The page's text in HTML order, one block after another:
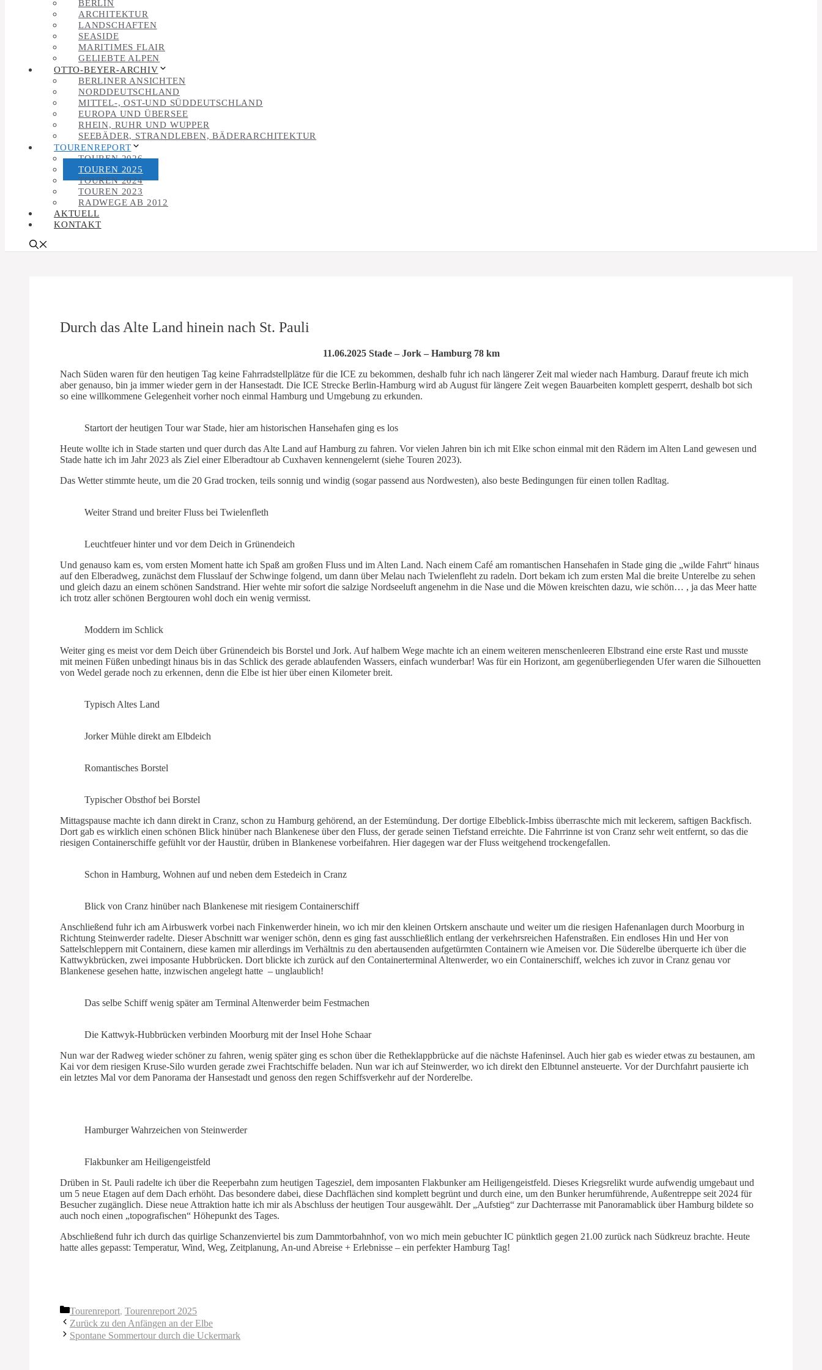
BERLIN
ARCHITEKTUR
LANDSCHAFTEN
SEASIDE
MARITIMES FLAIR
GELIEBTE ALPEN
OTTO-BEYER-ARCHIV
BERLINER ANSICHTEN
NORDDEUTSCHLAND
MITTEL-, OST-UND SÜDDEUTSCHLAND
EUROPA UND ÜBERSEE
RHEIN, RUHR UND WUPPER
SEEBÄDER, STRANDLEBEN, BÄDERARCHITEKTUR
TOURENREPORT
TOUREN 2026
TOUREN 2025
TOUREN 2024
TOUREN 2023
RADWEGE AB 2012
AKTUELL
KONTAKT
Durch das Alte Land hinein nach St. Pauli
11.06.2025 Stade – Jork – Hamburg 78 km
Nach Süden waren für den heutigen Tag keine Fahrradstellplätze für die ICE zu bekommen, deshalb fuhr ich nach längerer Zeit mal wieder nach Hamburg. Darauf freute ich mich
aber genauso, bin ja immer wieder gern in der Hansestadt. Die ICE Strecke Berlin-Hamburg wird ab August für längere Zeit wegen Bauarbeiten komplett gesperrt, deshalb bot sich
so eine willkommene Gelegenheit vorher noch einmal Hamburg und Umgebung zu erkunden.
Startort der heutigen Tour war Stade, hier am historischen Hansehafen ging es los
Heute wollte ich in Stade starten und quer durch das Alte Land auf Hamburg zu fahren. Vor vielen Jahren bin ich mit Elke schon einmal mit den Rädern im Alten Land gewesen und
Stade hatte ich im Jahr 2023 als Ziel einer Elberadtour ab Cuxhaven kennengelernt (siehe Touren 2023).
Das Wetter stimmte heute, um die 20 Grad trocken, teils sonnig und windig (sogar passend aus Nordwesten), also beste Bedingungen für einen tollen Radltag.
Weiter Strand und breiter Fluss bei Twielenfleth
Leuchtfeuer hinter und vor dem Deich in Grünendeich
Und genauso kam es, vom ersten Moment hatte ich Spaß am großen Fluss und im Alten Land. Nach einem Café am romantischen Hansehafen in Stade ging die „wilde Fahrt“ hinaus
auf den Elberadweg, zunächst dem Flusslauf der Schwinge folgend, um dann über Melau nach Twielenfleht zu radeln. Dort bekam ich zum ersten Mal die breite Unterelbe zu sehen
und gleich dazu an einem schönen Sandstrand. Hier wehte mir sofort die salzige Nordseeluft angenehm in die Nase und die Möwen kreischten dazu, wie schön… , ja das Meer hatte
ich trotz aller schönen Bergtouren wohl doch ein wenig vermisst.
Moddern im Schlick
Weiter ging es meist vor dem Deich über Grünendeich bis Borstel und Jork. Auf halbem Wege machte ich an einem weiteren menschenleeren Elbstrand eine erste Rast und musste
mit meinen Füßen unbedingt hinaus bis in das Schlick des gerade ablaufenden Wassers, einfach wunderbar! Was für ein Horizont, am gegenüberliegenden Ufer waren die Silhouetten
von Wedel gerade noch zu erkennen, denn die Elbe ist hier über einen Kilometer breit.
Typisch Altes Land
Jorker Mühle direkt am Elbdeich
Romantisches Borstel
Typischer Obsthof bei Borstel
Mittagspause machte ich dann direkt in Cranz, schon zu Hamburg gehörend, an der Estemündung. Der dortige Elbeblick-Imbiss überraschte mich mit leckerem, saftigen Backfisch.
Dort gab es wirklich einen schönen Blick hinüber nach Blankenese über den Fluss, der gerade seinen Tiefstand erreichte. Die Fahrrinne ist von Cranz sehr weit entfernt, so das die
riesigen Containerschiffe gefühlt vor der Haustür, drüben in Blankenese vorbeifahren. Hier dagegen war der Fluss weitgehend trockengefallen.
Schon in Hamburg, Wohnen auf und neben dem Estedeich in Cranz
Blick von Cranz hinüber nach Blankenese mit riesigem Containerschiff
Anschließend fuhr ich am Airbuswerk vorbei nach Finkenwerder hinein, wo ich mir den kleinen Ortskern anschaute und weiter um die riesigen Hafenanlagen durch Moorburg in
Richtung Steinwerder radelte. Dieser Abschnitt war weniger schön, denn es ging fast ausschließlich entlang der verkehrsreichen Hafenstraßen. Ein endloses Hin und Her von
Sattelschleppern mit Containern, diese kamen mir allerdings im Verhältnis zu den abertausenden aufgetürmten Containern wie Ameisen vor. Die Süderelbe überquerte ich über die
Kattwykbrücken, zwei imposante Hubbrücken. Dort blickte ich zurück auf den Containerterminal Altenwerder, wo ein Containerschiff, welches ich zuvor in Cranz genau vor
Blankenese gesehen hatte, inzwischen angelegt hatte – unglaublich!
Das selbe Schiff wenig später am Terminal Altenwerder beim Festmachen
Die Kattwyk-Hubbrücken verbinden Moorburg mit der Insel Hohe Schaar
Nun war der Radweg wieder schöner zu fahren, wenig später ging es schon über die Retheklappbrücke auf die nächste Hafeninsel. Auch hier gab es wieder etwas zu bestaunen, am
Kai vor dem riesigen Kruse-Silo wurden gerade zwei Frachtschiffe beladen. Nun war ich auf Steinwerder, wo ich direkt den Elbtunnel ansteuerte. Vor der Durchfahrt pausierte ich
ein letztes Mal vor dem Panorama der Hansestadt und genoss den regen Schiffsverkehr auf der Norderelbe.
Hamburger Wahrzeichen von Steinwerder
Flakbunker am Heiligengeistfeld
Drüben in St. Pauli radelte ich über die Reeperbahn zum heutigen Tagesziel, dem imposanten Flakbunker am Heiligengeistfeld. Dieses Kriegsrelikt wurde aufwendig umgebaut und
um 5 neue Etagen auf dem Dach erhöht. Das besondere dabei, diese Dachflächen sind komplett begrünt und durch eine, um den Bunker herumführende, Außentreppe seit 2024 für
Besucher zugänglich. Diese neue Attraktion hatte ich mir als Abschluss der heutigen Tour ausgewählt. Der „Aufstieg“ zur Dachterrasse mit Panoramablick über Hamburg bildete so
auch noch einen „topografischen“ Höhepunkt des Tages.
Abschließend fuhr ich durch das quirlige Schanzenviertel bis zum Dammtorbahnhof, von wo mich mein gebuchter IC pünktlich gegen 21.00 zurück nach Südkreuz brachte. Heute
hatte alles gepasst: Temperatur, Wind, Weg, Zeitplanung, An-und Abreise + Erlebnisse – ein perfekter Hamburg Tag!
Kategorien
Tourenreport, Tourenreport 2025
Zurück zu den Anfängen an der Elbe
Spontane Sommertour durch die Uckermark